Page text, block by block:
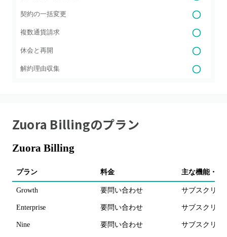
契約の一括変更
複数通貨請求
休会と再開
解約理由収集
Zuora Billingのプラン
Zuora Billing
プラン 料金 主な機能・備
Growth 要問い合わせ サブスクリプ
Enterprise 要問い合わせ サブスクリプ
Nine 要問い合わせ サブスクリプ